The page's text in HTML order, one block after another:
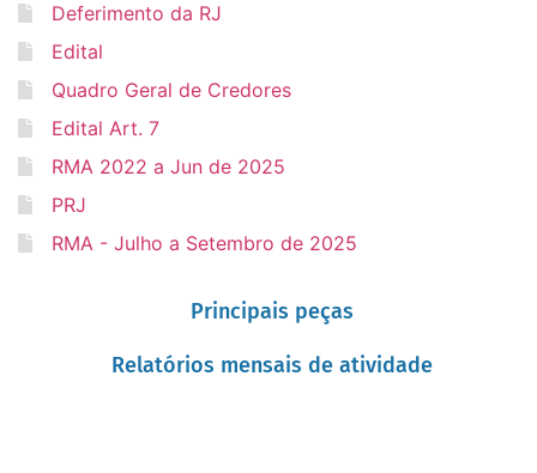
Deferimento da RJ
Edital
Quadro Geral de Credores
Edital Art. 7
RMA 2022 a Jun de 2025
PRJ
RMA - Julho a Setembro de 2025
Principais peças
Relatórios mensais de atividade